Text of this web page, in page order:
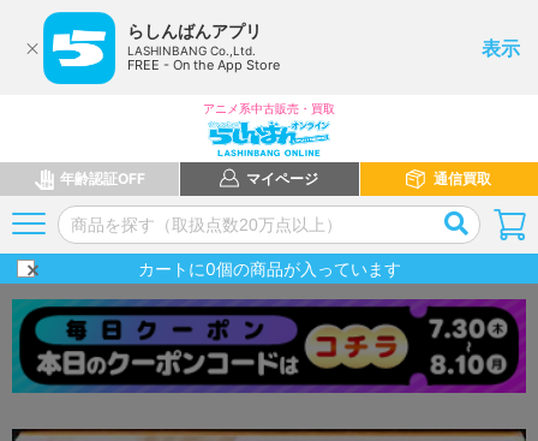
らしんばんアプリ
LASHINBANG Co.,Ltd.
FREE - On the App Store
表示
アニメ系中古販売・買取
年齢認証OFF マイページ 通信買取
カートに0個の商品が入っています